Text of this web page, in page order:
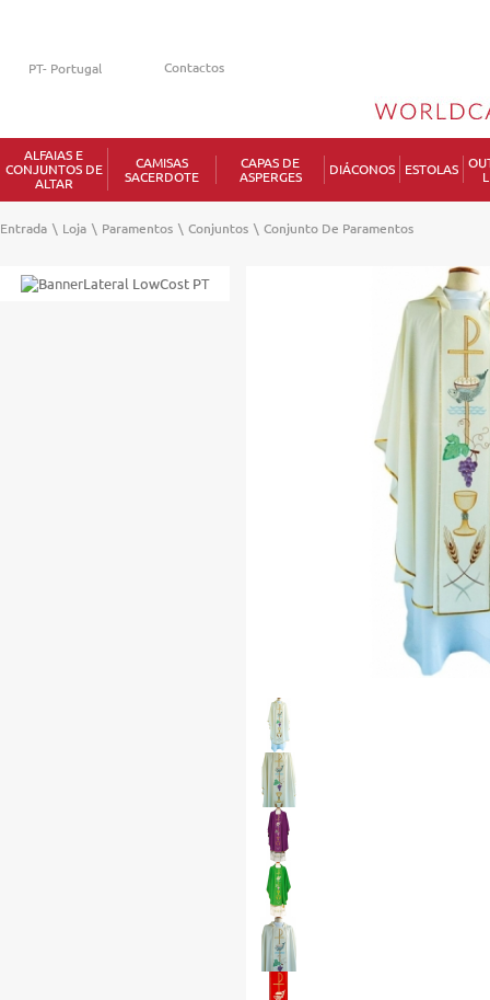
Contactos
ALFAIAS E
CONJUNTOS DE
ALTAR
CAMISAS
SACERDOTE
CAPAS DE
ASPERGES
DIÁCONOS ESTOLAS
Entrada \ Loja \ Paramentos \ Conjuntos \ Conjunto De Paramentos